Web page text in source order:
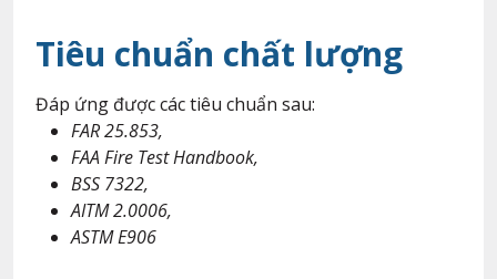
Tiêu chuẩn chất lượng
Đáp ứng được các tiêu chuẩn sau:
FAR 25.853,
FAA Fire Test Handbook,
BSS 7322,
AITM 2.0006,
ASTM E906